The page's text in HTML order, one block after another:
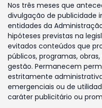
Nos três meses que
divulgação de publicidade
entidades da
hipóteses previstas na
evitados conteúdos que
públicos, programas,
gestão. Permanecem
estritamente
emergenciais ou de
caráter publicitário ou